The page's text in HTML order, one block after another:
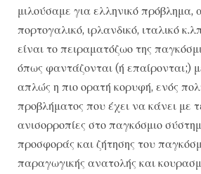
μιλούσαμε για ελληνικό πρόβλημα,
πορτογαλικό, ιρλανδικό, ιταλικό
είναι το πειραματόζωο της
όπως φαντάζονται (ή επαίρονται;)
απλώς η πιο ορατή κορυφή, ενός
προβλήματος που έχει να κάνει με
ανισορροπίες στο παγκόσμιο
προσφοράς και ζήτησης του
παραγωγικής ανατολής και